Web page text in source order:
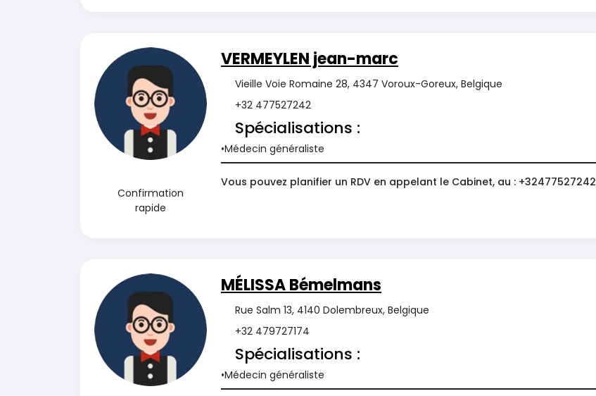
Confirmation
rapide
VERMEYLEN jean-marc
Vieille Voie Romaine 28, 4347 Voroux-Goreux, Belgique
+32 477527242
Spécialisations :
Médecin généraliste
Vous pouvez planifier un RDV en appelant le Cabinet, au : +32477527242
MÉLISSA Bémelmans
Rue Salm 13, 4140 Dolembreux, Belgique
+32 479727174
Spécialisations :
Médecin généraliste